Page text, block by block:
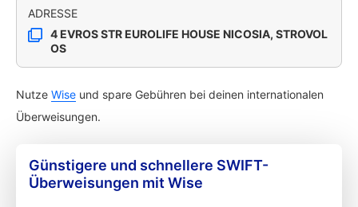
ADRESSE
4 EVROS STR EUROLIFE HOUSE NICOSIA, STROVOL
OS
Nutze Wise und spare Gebühren bei deinen internationalen
Überweisungen.
Günstigere und schnellere SWIFT-
Überweisungen mit Wise